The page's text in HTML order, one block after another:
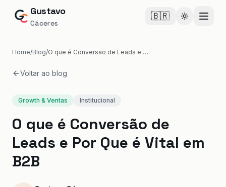
Gustavo
Cáceres
🇧🇷 Cambiar
Home/Blog/ O que é Conversão de Leads e Por Que é Vital em B2B
Voltar ao blog
Growth & Ventas Institucional
O que é Conversão de
Leads e Por Que é Vital em
B2B